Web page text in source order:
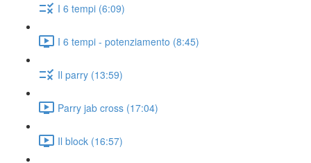
I 6 tempi (6:09)
I 6 tempi - potenziamento (8:45)
Il parry (13:59)
Parry jab cross (17:04)
Il block (16:57)